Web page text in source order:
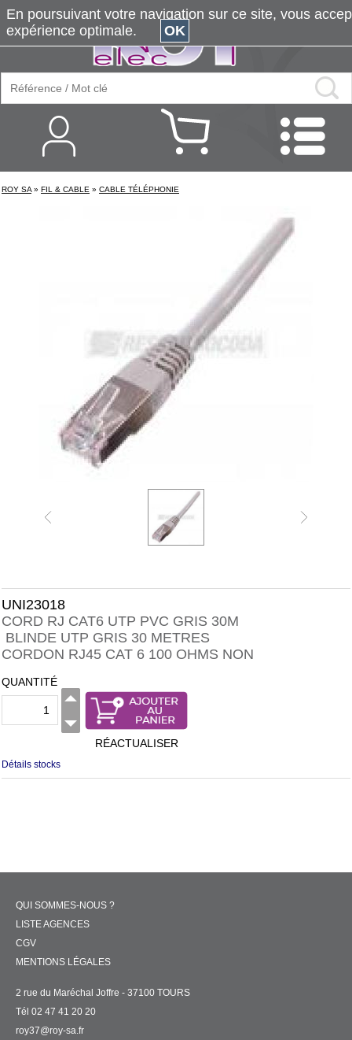
ROY SA » FIL & CABLE » CABLE TÉLÉPHONIE
UNI23018
CORD RJ CAT6 UTP PVC GRIS 30M
BLINDE UTP GRIS 30 METRES
CORDON RJ45 CAT 6 100 OHMS NON
QUANTITÉ
RÉACTUALISER
Détails stocks
QUI SOMMES-NOUS ?
LISTE AGENCES
CGV
MENTIONS LÉGALES
2 rue du Maréchal Joffre - 37100 TOURS
Tél 02 47 41 20 20
roy37@roy-sa.fr
En poursuivant votre navigation sur ce site, vous
expérience optimale.
OK